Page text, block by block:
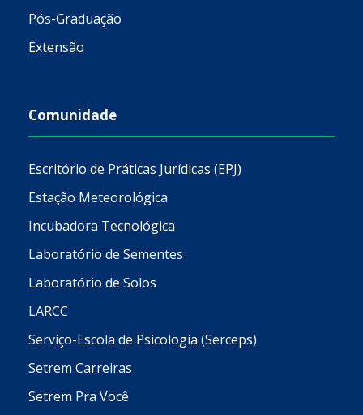
Pós-Graduação
Extensão
Comunidade
Escritório de Práticas Jurídicas (EPJ)
Estação Meteorológica
Incubadora Tecnológica
Laboratório de Sementes
Laboratório de Solos
LARCC
Serviço-Escola de Psicologia (Serceps)
Setrem Carreiras
Setrem Pra Você